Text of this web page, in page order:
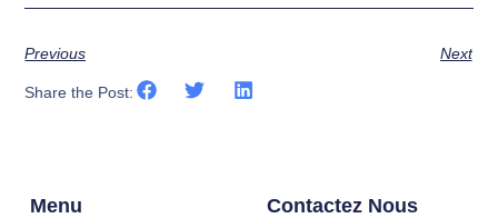
Previous Next
Share the Post:
Menu Contactez Nous